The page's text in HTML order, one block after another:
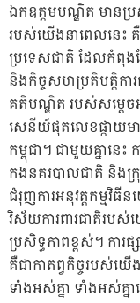
ឯកឧត្តមបណ្ឌិត មា
របស់យើងនាពេលនេះ
ប្រទេសជាតិ ដែលកំពុងត
និងកិច្ចសហប្រតិបត្តិកា
គតិបណ្ឌិត របស់សមេ្តច
សេនីយ៍ផុតលេខផ្កាយមា
កម្ពុជា។ ជាមួយគ្នានេះ
កងនគរបាលជាតិ និងក្
ជំរុញការអនុវត្តកម្មវិ
វិស័យការពារជាតិរប
ប្រសិទ្ធភាពខ្ពស់។ ការ
គឺជាកាតព្វកិច្ចរបស់យើង
ទាំងអស់គ្នា ទាំងអស់គ្នា